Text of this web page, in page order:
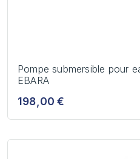
Pompe submersible pour
EBARA
198,00 €